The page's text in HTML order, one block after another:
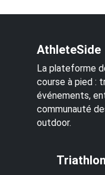
AthleteSide
La plateforme
course à pied :
événements,
communauté
outdoor.
Triathlon